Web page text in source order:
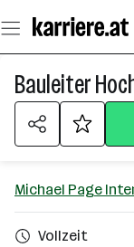
Seiteninhalt
springen
Bauleiter
Michael Page
Vollzeit